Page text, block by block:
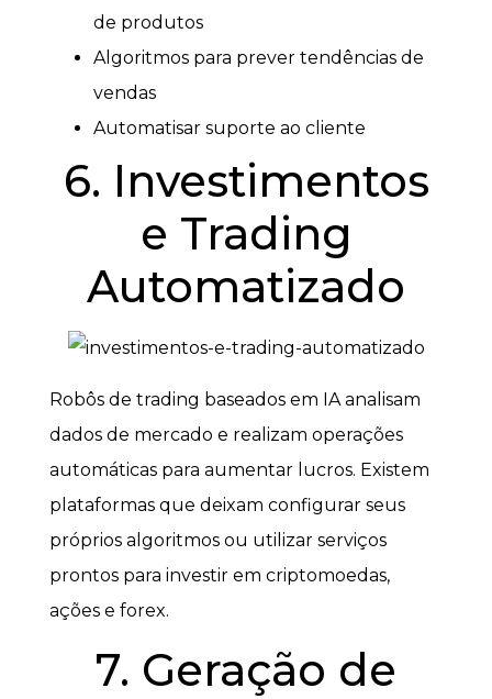
de produtos
Algoritmos para prever tendências de
vendas
Automatisar suporte ao cliente
6. Investimentos
e Trading
Automatizado
Robôs de trading baseados em IA analisam
dados de mercado e realizam operações
automáticas para aumentar lucros. Existem
plataformas que deixam configurar seus
próprios algoritmos ou utilizar serviços
prontos para investir em criptomoedas,
ações e forex.
7. Geração de